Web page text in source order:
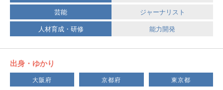
芸能
ジャーナリスト
人材育成・研修
能力開発
出身・ゆかり
大阪府 京都府 東京都